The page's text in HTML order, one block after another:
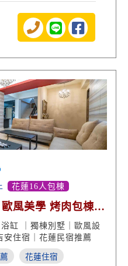
花蓮16人包棟
風美學 烤肉包棟
缸 ｜獨棟別墅｜歐風設
安住宿｜花蓮民宿推薦
花蓮住宿